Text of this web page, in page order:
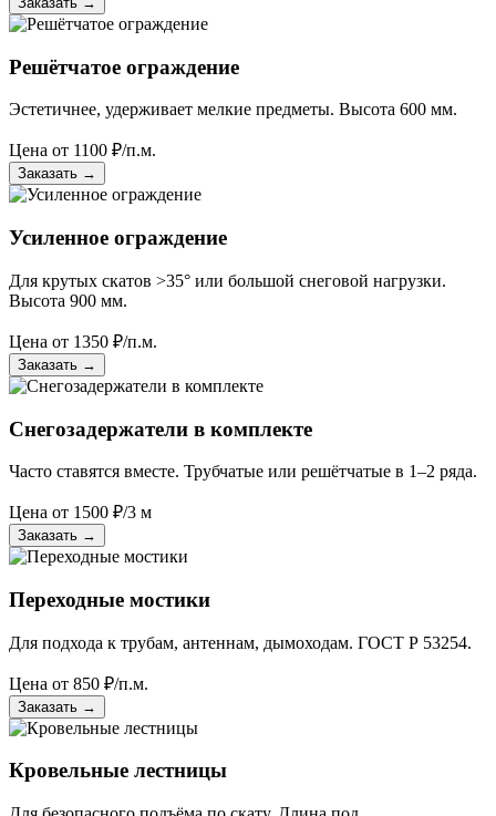
Решётчатое ограждение
Эстетичнее, удерживает мелкие предметы. Высота 600 мм.
Цена от 1100 ₽/п.м.
Заказать →
Усиленное ограждение
Для крутых скатов >35° или большой снеговой нагрузки.
Высота 900 мм.
Цена от 1350 ₽/п.м.
Заказать →
Снегозадержатели в комплекте
Часто ставятся вместе. Трубчатые или решётчатые в 1–2 ряда.
Цена от 1500 ₽/3 м
Заказать →
Переходные мостики
Для подхода к трубам, антеннам, дымоходам. ГОСТ Р 53254.
Цена от 850 ₽/п.м.
Заказать →
Кровельные лестницы